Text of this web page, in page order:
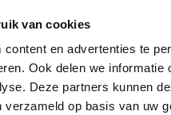
van cookies
en advertenties te
Ook delen we
Deze partners kunnen
verzameld op basis van uw